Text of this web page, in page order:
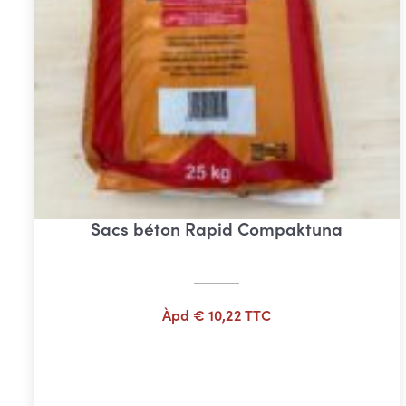
Sacs béton Rapid Compaktuna
Àpd € 10,22TTC